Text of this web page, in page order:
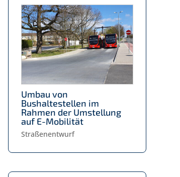
Umbau von
Bushaltestellen im
Rahmen der Umstellung
auf E-Mobilität
Straßenentwurf